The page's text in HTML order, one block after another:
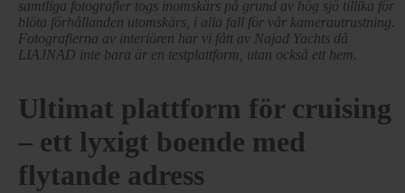
samtliga fotografier togs inomskärs på grund av hög sjö tillika för
blöta förhållanden utomskärs, i alla fall för vår kamerautrustning.
Fotografierna av interiören har vi fått av Najad Yachts då
LIAJNAD inte bara är en testplattform, utan också ett hem.
Ultimat plattform för cruising
– ett lyxigt boende med
flytande adress